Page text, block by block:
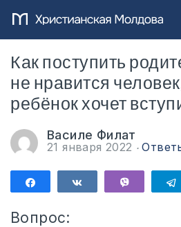
Как поступить
не нравится
ребёнок хочет
Василе Филат
21 января 2022
ПоделитьсяПоделиться
Вопрос: